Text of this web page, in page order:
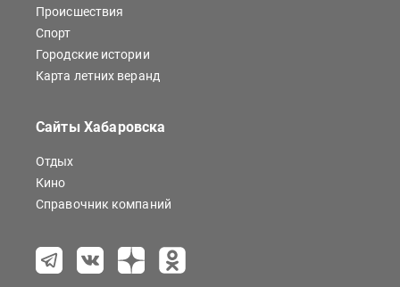
Происшествия
Спорт
Городские истории
Карта летних веранд
Сайты Хабаровска
Отдых
Кино
Справочник компаний